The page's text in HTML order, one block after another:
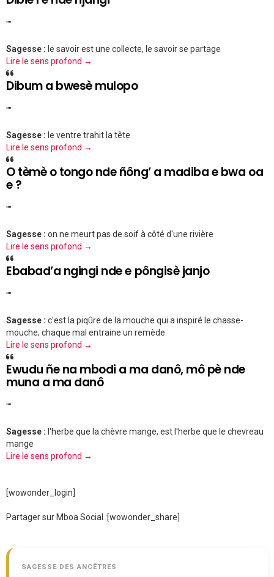
""
Sagesse : le savoir est une collecte, le savoir se partage
Lire le sens profond →
Dibum a bwesè mulopo
""
Sagesse : le ventre trahit la tête
Lire le sens profond →
O tèmè o tongo nde ñông’ a madiba e bwa oa
e ?
""
Sagesse : on ne meurt pas de soif à côté d'une rivière
Lire le sens profond →
Ebabad’a ngingi nde e pôngisè janjo
""
Sagesse : c'est la piqûre de la mouche qui a inspiré le chasse-
mouche; chaque mal entraine un remède
Lire le sens profond →
Ewudu ñe na mbodi a ma danô, mô pè nde
muna a ma danô
""
Sagesse : l'herbe que la chèvre mange, est l'herbe que le chevreau
mange
Lire le sens profond →
[wowonder_login]
Partager sur Mboa Social :[wowonder_share]
SAGESSE DES ANCÊTRES